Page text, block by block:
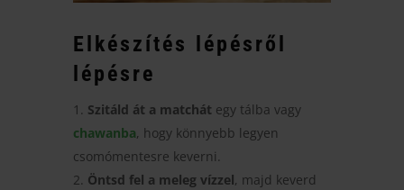
Elkészítés lépésről
lépésre
Szitáld át a matchát egy tálba vagy
chawanba, hogy könnyebb legyen
csomómentesre keverni.
Öntsd fel a meleg vízzel, majd keverd